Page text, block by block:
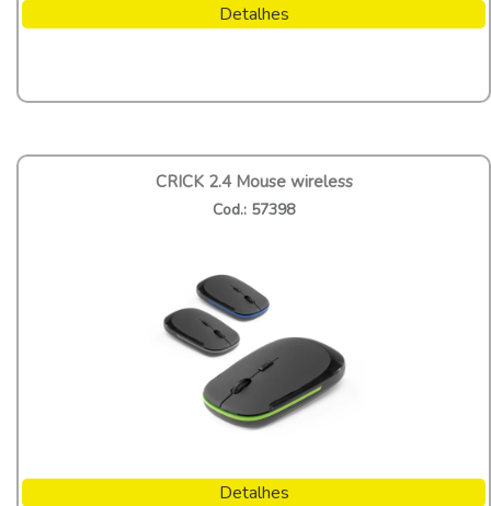
Detalhes
CRICK 2.4 Mouse wireless
Cod.: 57398
Detalhes